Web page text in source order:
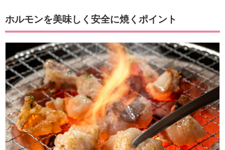
ホルモンを美味しく安全に焼くポイント